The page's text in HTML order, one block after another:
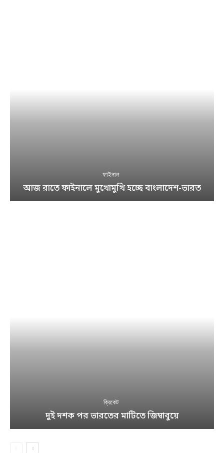
ফাইনাল
আজ রাতে ফাইনালে মুখোমুখি হচ্ছে বাংলাদেশ-ভারত
ক্রিকেট
দুই দশক পর ভারতের মাটিতে জিম্বাবুয়ে